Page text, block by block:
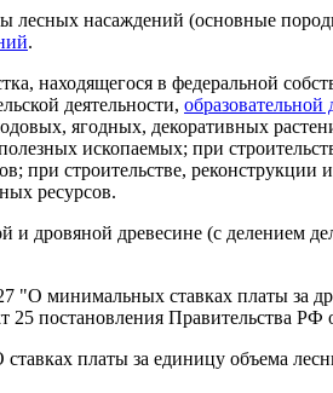
лесных насаждений (основные
.
находящегося в федеральной
деятельности, образовательной
ягодных, декоративных
ископаемых; при
при строительстве,
ресурсов.
дровяной древесине (с делением
"О минимальных ставках платы за
постановления Правительства РФ
платы за единицу объема